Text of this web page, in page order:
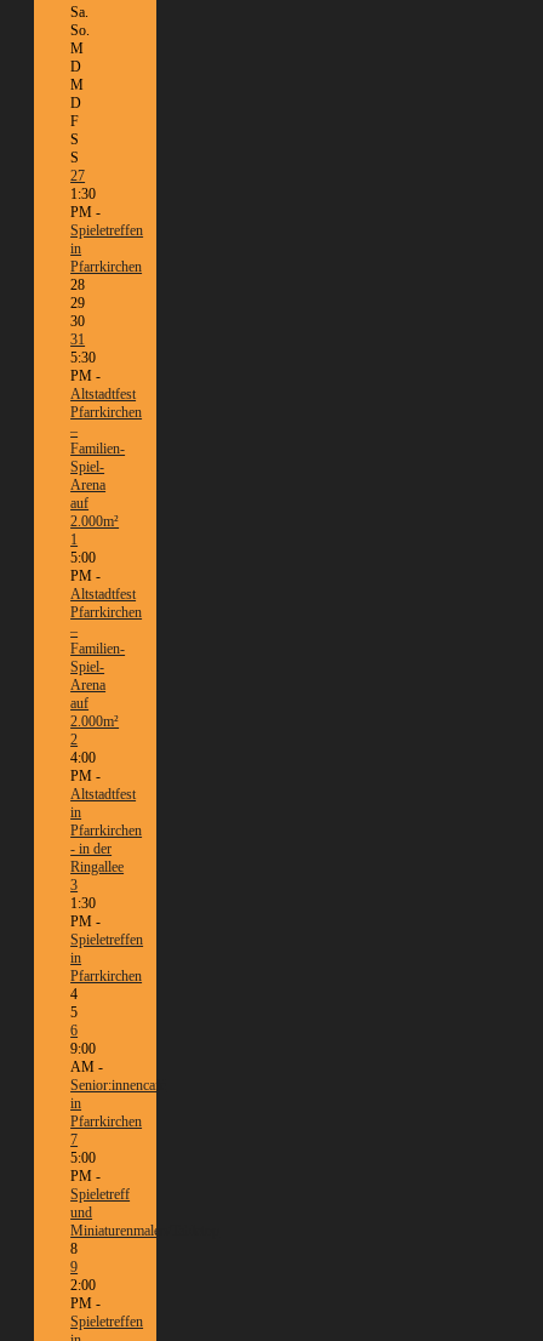
Sa.
So.
M
D
M
D
F
S
S
27
1:30
PM -
Spieletreffen
in
Pfarrkirchen
28
29
30
31
5:30
PM -
Altstadtfest
Pfarrkirchen
–
Familien-
Spiel-
Arena
auf
2.000m²
1
5:00
PM -
Altstadtfest
Pfarrkirchen
–
Familien-
Spiel-
Arena
auf
2.000m²
2
4:00
PM -
Altstadtfest
in
Pfarrkirchen
- in der
Ringallee
3
1:30
PM -
Spieletreffen
in
Pfarrkirchen
4
5
6
9:00
AM -
Senior:innencafé
in
Pfarrkirchen
7
5:00
PM -
Spieletreff
und
Miniaturenmalen/Tabletop
8
9
2:00
PM -
Spieletreffen